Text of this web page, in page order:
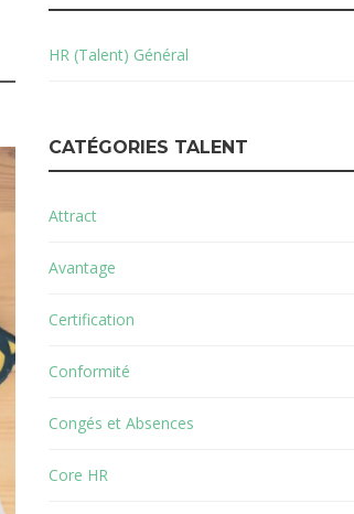
HR (Talent) Général
CATÉGORIES TALENT
Attract
Avantage
Certification
Conformité
Congés et Absences
Core HR